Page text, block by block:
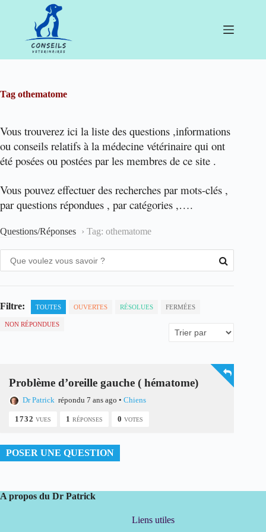
Tag othematome
Vous trouverez ici la liste des questions ,informations
ou conseils relatifs à la médecine vétérinaire qui ont
été posées ou postées par les membres de ce site .
Vous pouvez effectuer des recherches par mots-clés ,
par questions répondues , par catégories ,….
Questions/Réponses › Tag: othematome
Filtre: TOUTES OUVERTES RÉSOLUES FERMÉES
NON RÉPONDUES
Problème d’oreille gauche ( hématome)
Dr Patrick répondu 7 ans ago • Chiens
1732 VUES 1 RÉPONSES 0 VOTES
POSER UNE QUESTION
A propos du Dr Patrick
Liens utiles